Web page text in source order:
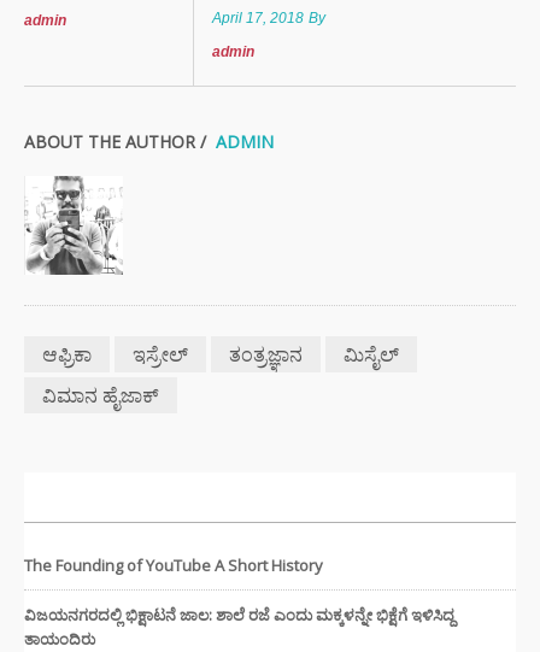
admin
April 17, 2018 By
admin
ABOUT THE AUTHOR / ADMIN
ಆಫ್ರಿಕಾ ಇಸ್ರೇಲ್ ತಂತ್ರಜ್ಞಾನ
ಮಿಸೈಲ್
ವಿಮಾನ ಹೈಜಾಕ್
The Founding of YouTube A Short History
ವಿಜಯನಗರದಲ್ಲಿ ಭಿಕ್ಷಾಟನೆ ಜಾಲ: ಶಾಲೆ ರಜೆ ಎಂದು ಮಕ್ಕಳನ್ನೇ ಭಿಕ್ಷೆಗೆ ಇಳಿಸಿದ್ದ
ತಾಯಂದಿರು